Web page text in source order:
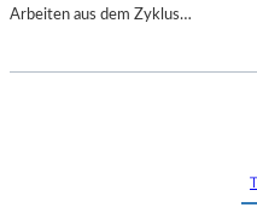
Arbeiten aus dem Zyklus…